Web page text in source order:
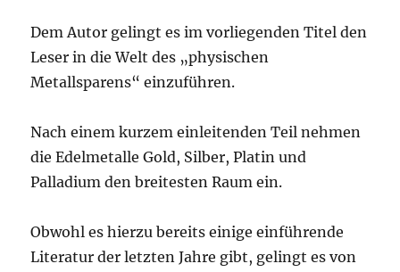
Dem Autor gelingt es im vorliegenden Titel den
Leser in die Welt des „physischen
Metallsparens“ einzuführen.
Nach einem kurzem einleitenden Teil nehmen
die Edelmetalle Gold, Silber, Platin und
Palladium den breitesten Raum ein.
Obwohl es hierzu bereits einige einführende
Literatur der letzten Jahre gibt, gelingt es von